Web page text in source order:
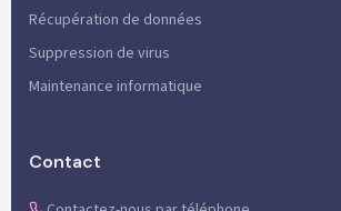
Récupération de données
Suppression de virus
Maintenance informatique
Contact